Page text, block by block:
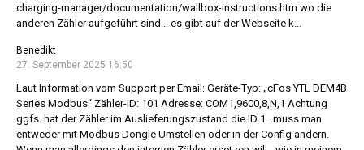
charging-manager/documentation/wallbox-instructions.htm wo die
anderen Zähler aufgeführt sind... es gibt auf der Webseite k...
Benedikt
27. September 2025 16:50
Laut Information vom Support per Email: Geräte-Typ: „cFos YTL DEM4B
Series Modbus“ Zähler-ID: 101 Adresse: COM1,9600,8,N,1 Achtung
ggfs. hat der Zähler im Auslieferungszustand die ID 1.. muss man
entweder mit Modbus Dongle Umstellen oder in der Config ändern.